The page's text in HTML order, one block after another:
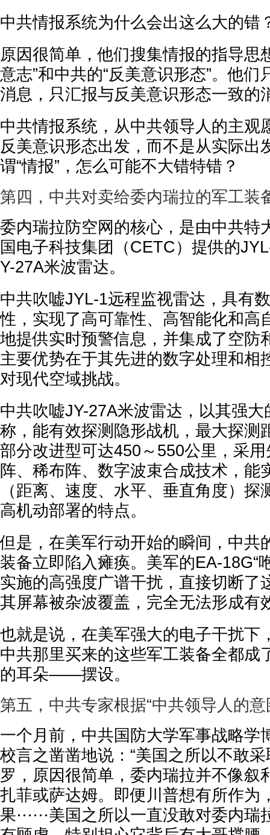
中共情报系统为什么会出这么大的错
原因很简单，他们搜集情报的指导思
意志”和中共的“反美意识形态”。他
消息，只汇报与反美意识形态一致的
中共情报系统，从中共领导人的主观
反美意识形态出发，而不是从实际出
谓“情报”，怎么可能不大错特错？
第四，中共对卖给委内瑞拉的军工装
委内瑞拉防空网的核心，是由中共
国电子科技集团（CETC）提供的
Y-27A米波雷达。
中共吹嘘JYL-1远程监视雷达，具有
性，实现了高可靠性、高智能化和高
地提供实时预警信息，并集成了空防
主要优势在于其先进的数字处理和相
对现代空域挑战。
中共吹嘘JY-27A米波雷达，以其强
称，能有效探测隐形战机，最大探测
部分改进型可达450～550公里，采
阵、稀布阵、数字波束合成技术，能
（距离、速度、水平、垂直角度）
高机动部署的特点。
但是，在美军行动开始的瞬间，中共
装备立即陷入瘫痪。美军的EA-18G“
实施的高强度广谱干扰，直接切断了
其屏幕被杂波覆盖，完全无法形成有
也就是说，在美军强大的电子干扰下
中共那里买来的这些军工装备全都成
的耳朵——摆设。
第五，中共专家根据“中共领导人的
一个月前，中共国防大学军事战略学
校言之凿凿地说：“美国之所以不敢
罗，原因很简单，委内瑞拉并不像叙
扎菲或萨达姆。即便川普想有所作为
果⋯⋯美国之所以一直没敢对委内瑞